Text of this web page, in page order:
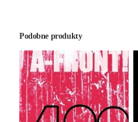
Podobne produkty